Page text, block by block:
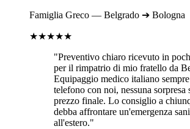
Famiglia Greco — Belgrado ➔ Bologna
★★★★★
"Preventivo chiaro ricevuto in
per il rimpatrio di mio fratello da
Equipaggio medico italiano
telefono con noi, nessuna sorpresa
prezzo finale. Lo consiglio a
debba affrontare un'emergenza
all'estero."